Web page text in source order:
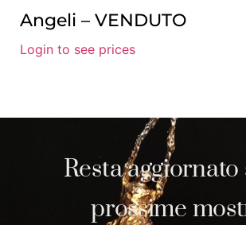
Angeli – VENDUTO
Login to see prices
Resta aggiornato
prossime